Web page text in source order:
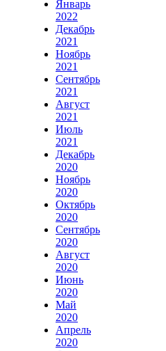
Январь
2022
Декабрь
2021
Ноябрь
2021
Сентябрь
2021
Август
2021
Июль
2021
Декабрь
2020
Ноябрь
2020
Октябрь
2020
Сентябрь
2020
Август
2020
Июнь
2020
Май
2020
Апрель
2020